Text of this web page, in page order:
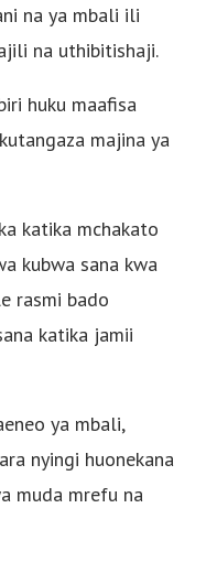
na ya mbali ili
na uthibitishaji.
huku maafisa
majina ya
katika mchakato
kubwa sana kwa
rasmi bado
katika jamii
ya mbali,
nyingi huonekana
muda mrefu na